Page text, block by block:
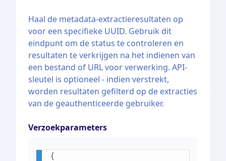
Haal de metadata-extractieresultaten op
voor een specifieke UUID. Gebruik dit
eindpunt om de status te controleren en
resultaten te verkrijgen na het indienen van
een bestand of URL voor verwerking. API-
sleutel is optioneel - indien verstrekt,
worden resultaten gefilterd op de extracties
van de geauthenticeerde gebruiker.
Verzoekparameters
{